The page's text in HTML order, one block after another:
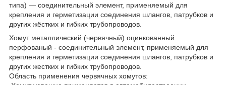
типа) — соединительный элемент, применяемый для
крепления и герметизации соединения шлангов, патрубков и
других жёстких и гибких трубопроводов.
Хомут металлический (червячный) оцинкованный
перфованый - соединительный элемент, применяемый для
крепления и герметизации соединения шлангов, патрубков и
других жестких и гибких трубопроводов.
Область применения червячных хомутов: